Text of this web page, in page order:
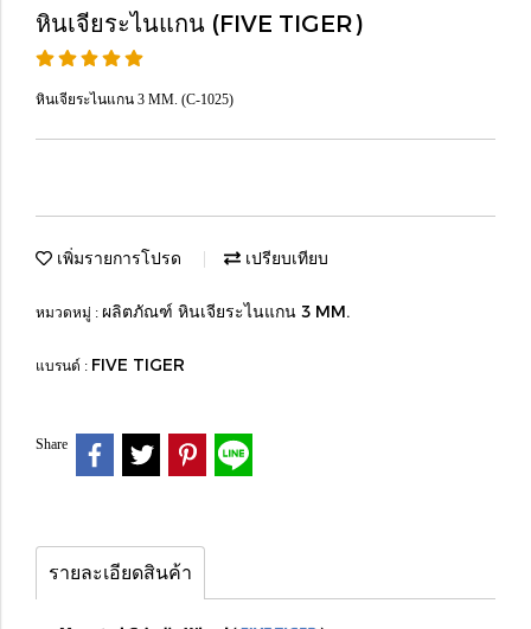
หินเจียระไนแกน (FIVE TIGER)
หินเจียระไนแกน 3 MM. (C-1025)
เพิ่มรายการโปรด เปรียบเทียบ
หมวดหมู่ : ผลิตภัณฑ์ หินเจียระไนแกน 3 MM.
แบรนด์ : FIVE TIGER
Share
รายละเอียดสินค้า